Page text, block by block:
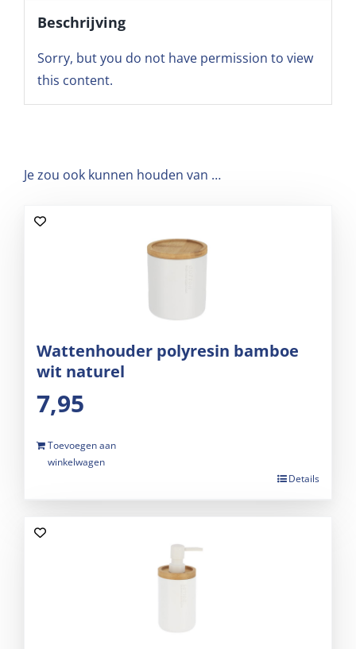
Beschrijving
Sorry, but you do not have permission to view
this content.
Je zou ook kunnen houden van …
Wattenhouder polyresin bamboe
wit naturel
7,95
Toevoegen aan
winkelwagen
Details